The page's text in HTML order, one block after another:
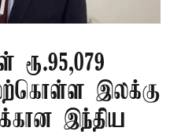
இலக்கு
இந்திய